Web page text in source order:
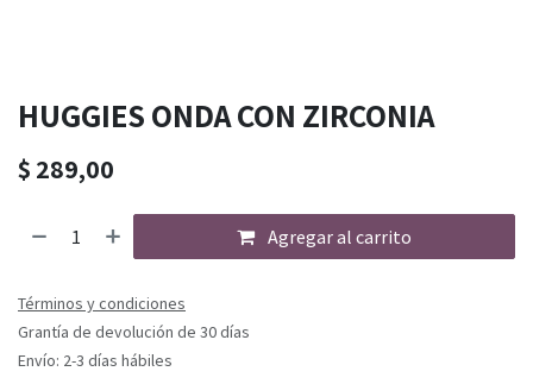
HUGGIES ONDA CON ZIRCONIA
$ 289,00
Agregar al carrito
Términos y condiciones
Grantía de devolución de 30 días
Envío: 2-3 días hábiles